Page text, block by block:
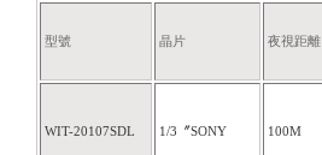
型號 晶片 夜視距離
WIT-20107SDL 1/3 〞SONY 100M